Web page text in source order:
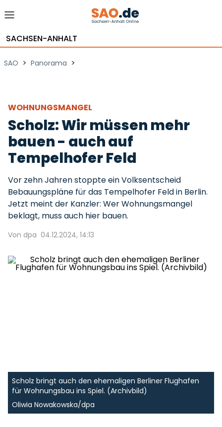
SACHSEN-ANHALT
SAO > Panorama >
WOHNUNGSMANGEL
Scholz: Wir müssen mehr
bauen - auch auf
Tempelhofer Feld
Vor zehn Jahren stoppte ein Volksentscheid
Bebauungspläne für das Tempelhofer Feld in Berlin.
Jetzt meint der Kanzler: Wer Wohnungsmangel
beklagt, muss auch hier bauen.
Von dpa 04.12.2024, 14:13
Scholz bringt auch den ehemaligen Berliner Flughafen
für Wohnungsbau ins Spiel. (Archivbild)
Oliwia Nowakowska/dpa